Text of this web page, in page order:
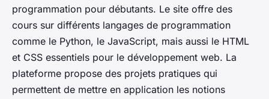
programmation pour débutants. Le site offre des
cours sur différents langages de programmation
comme le Python, le JavaScript, mais aussi le HTML
et CSS essentiels pour le développement web. La
plateforme propose des projets pratiques qui
permettent de mettre en application les notions